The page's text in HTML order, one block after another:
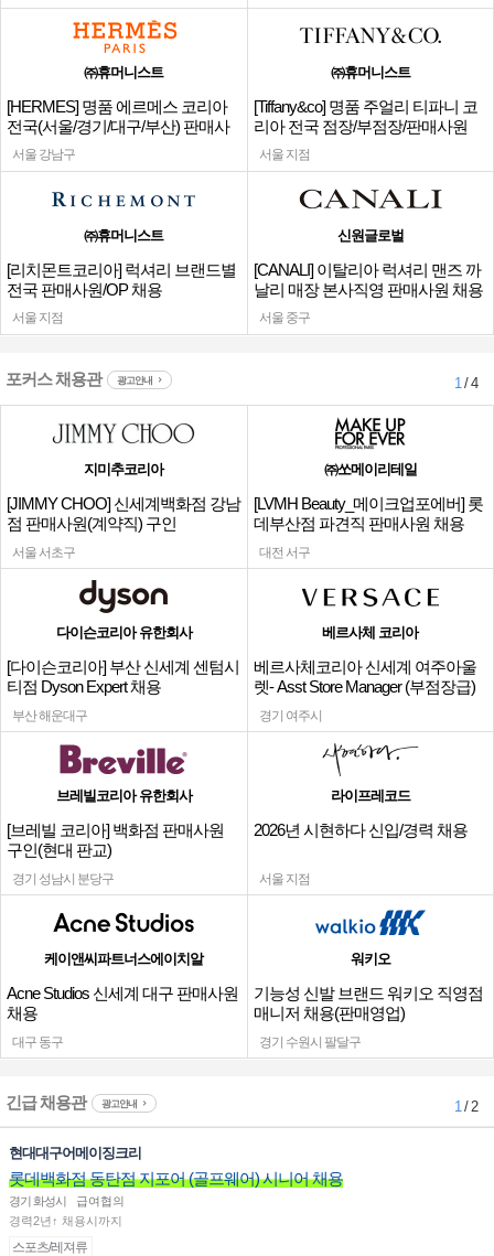
㈜휴머니스트
[HERMES] 명품 에르메스 코리아
전국(서울/경기/대구/부산) 판매사
원
서울 강남구
㈜휴머니스트
[Tiffany&co] 명품 주얼리 티파니 코
리아 전국 점장/부점장/판매사원
서울 지점
㈜휴머니스트
[리치몬트코리아] 럭셔리 브랜드별
전국 판매사원/OP 채용
서울 지점
신원글로벌
[CANALI] 이탈리아 럭셔리 맨즈 까
날리 매장 본사직영 판매사원 채용
서울 중구
포커스 채용관 광고안내 1/ 4
지미추코리아
[JIMMY CHOO] 신세계백화점 강남
점 판매사원(계약직) 구인
서울 서초구
㈜쏘메이리테일
[LVMH Beauty_메이크업포에버] 롯
데부산점 파견직 판매사원 채용
대전 서구
다이슨코리아 유한회사
[다이슨코리아] 부산 신세계 센텀시
티점 Dyson Expert 채용
부산 해운대구
베르사체 코리아
베르사체코리아 신세계 여주아울
렛- Asst Store Manager (부점장급)
채용
경기 여주시
브레빌코리아 유한회사
[브레빌 코리아] 백화점 판매사원
구인(현대 판교)
경기 성남시 분당구
라이프레코드
2026년 시현하다 신입/경력 채용
서울 지점
케이앤씨파트너스에이치알
Acne Studios 신세계 대구 판매사원
채용
대구 동구
워키오
기능성 신발 브랜드 워키오 직영점
매니저 채용(판매영업)
경기 수원시 팔달구
긴급 채용관 광고안내 1/ 2
현대대구어메이징크리
롯데백화점 동탄점 지포어 (골프웨어) 시니어 채용
경기 화성시
급여협의
경력2년↑ 채용시까지
스포츠/레져류